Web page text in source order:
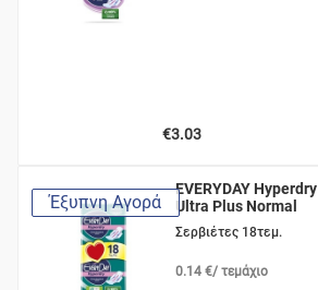
€3.03
Έξυπνη Αγορά
EVERYDAY Hyperdry
Ultra Plus Normal
Σερβιέτες 18τεμ.
0.14 €/ τεμάχιο